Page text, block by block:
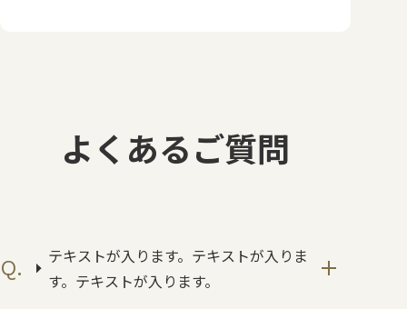
よくあるご質問
テキストが入ります。テキストが入りま
す。テキストが入ります。